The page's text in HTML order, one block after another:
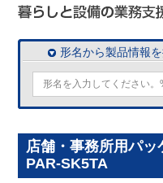
形名から製品情報
店舗・事務所用パ
PAR-SK5TA